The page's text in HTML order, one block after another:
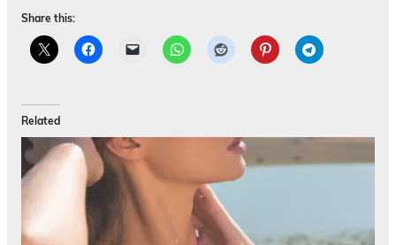
Share this:
Related